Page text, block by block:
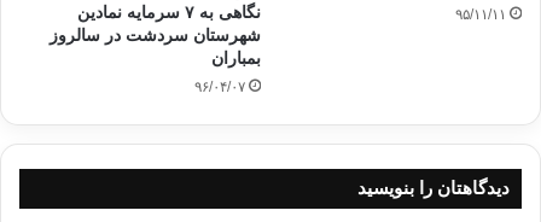
۹۵/۱۱/۱۱
نگاهی به ٧ سرمایه نمادین
شهرستان سردشت در سالروز
بمباران
۹۶/۰۴/۰۷
دیدگاهتان را بنویسید